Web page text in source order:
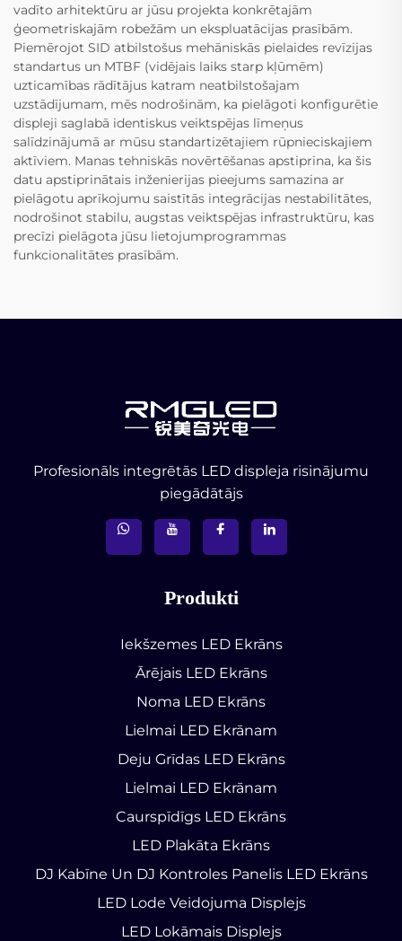
vadīto arhitektūru ar jūsu projekta konkrētajām
ģeometriskajām robežām un ekspluatācijas prasībām.
Piemērojot SID atbilstošus mehāniskās pielaides revīzijas
standartus un MTBF (vidējais laiks starp kļūmēm)
uzticamības rādītājus katram neatbilstošajam
uzstādījumam, mēs nodrošinām, ka pielāgoti konfigurētie
displeji saglabā identiskus veiktspējas līmeņus
salīdzinājumā ar mūsu standartizētajiem rūpnieciskajiem
aktīviem. Manas tehniskās novērtēšanas apstiprina, ka šis
datu apstiprinātais inženierijas pieejums samazina ar
pielāgotu aprīkojumu saistītās integrācijas nestabilitātes,
nodrošinot stabilu, augstas veiktspējas infrastruktūru, kas
precīzi pielāgota jūsu lietojumprogrammas
funkcionalitātes prasībām.
Profesionāls integrētās LED displeja risinājumu
piegādātājs
Produkti
Iekšzemes LED Ekrāns
Ārējais LED Ekrāns
Noma LED Ekrāns
Lielmai LED Ekrānam
Deju Grīdas LED Ekrāns
Lielmai LED Ekrānam
Caurspīdīgs LED Ekrāns
LED Plakāta Ekrāns
DJ Kabīne Un DJ Kontroles Panelis LED Ekrāns
LED Lode Veidojuma Displejs
LED Lokāmais Displejs